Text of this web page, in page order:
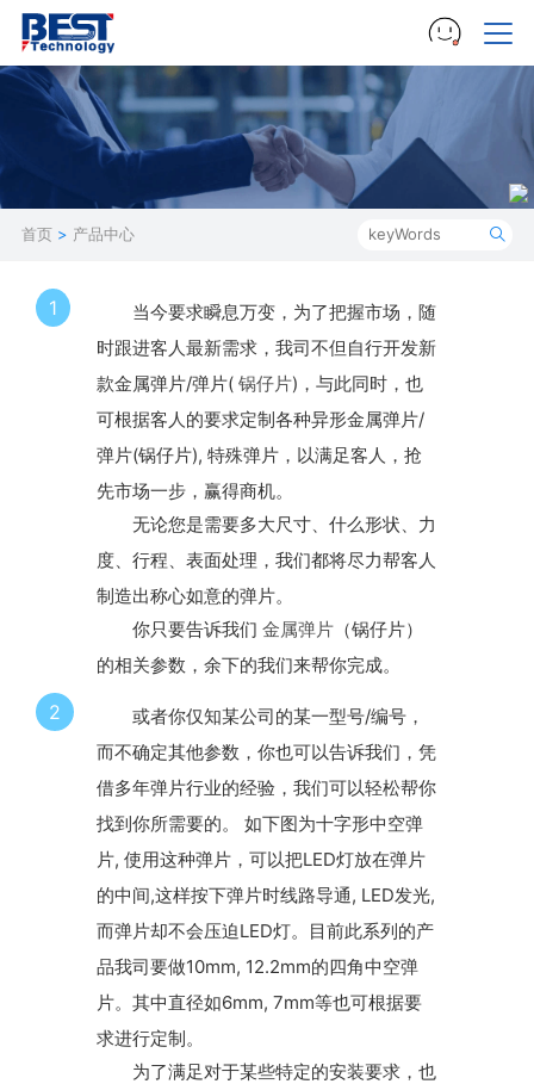
首页> 产品中心
1
当今要求瞬息万变，为了把握市场，随
时跟进客人最新需求，我司不但自行开发新
款金属弹片/弹片( 锅仔片)，与此同时，也
可根据客人的要求定制各种异形金属弹片/
弹片(锅仔片), 特殊弹片，以满足客人，抢
先市场一步，赢得商机。
无论您是需要多大尺寸、什么形状、力
度、行程、表面处理，我们都将尽力帮客人
制造出称心如意的弹片。
你只要告诉我们 金属弹片 （锅仔片）
的相关参数，余下的我们来帮你完成。
2
或者你仅知某公司的某一型号/编号，
而不确定其他参数，你也可以告诉我们，凭
借多年弹片行业的经验，我们可以轻松帮你
找到你所需要的。 如下图为十字形中空弹
片, 使用这种弹片，可以把LED灯放在弹片
的中间,这样按下弹片时线路导通, LED发光,
而弹片却不会压迫LED灯。目前此系列的产
品我司要做10mm, 12.2mm的四角中空弹
片。其中直径如6mm, 7mm等也可根据要
求进行定制。
为了满足对于某些特定的安装要求，也